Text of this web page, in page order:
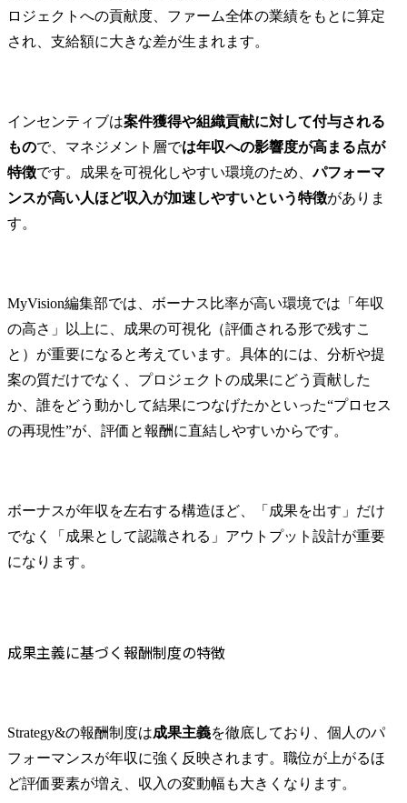
ロジェクトへの貢献度、ファーム全体の業績をもとに算定
され、支給額に大きな差が生まれます。
インセンティブは案件獲得や組織貢献に対して付与される
もので、マネジメント層では年収への影響度が高まる点が
特徴です。成果を可視化しやすい環境のため、パフォーマ
ンスが高い人ほど収入が加速しやすいという特徴がありま
す。
MyVision編集部では、ボーナス比率が高い環境では「年収
の高さ」以上に、成果の可視化（評価される形で残すこ
と）が重要になると考えています。具体的には、分析や提
案の質だけでなく、プロジェクトの成果にどう貢献した
か、誰をどう動かして結果につなげたかといった“プロセス
の再現性”が、評価と報酬に直結しやすいからです。
ボーナスが年収を左右する構造ほど、「成果を出す」だけ
でなく「成果として認識される」アウトプット設計が重要
になります。
成果主義に基づく報酬制度の特徴
Strategy&の報酬制度は成果主義を徹底しており、個人のパ
フォーマンスが年収に強く反映されます。職位が上がるほ
ど評価要素が増え、収入の変動幅も大きくなります。